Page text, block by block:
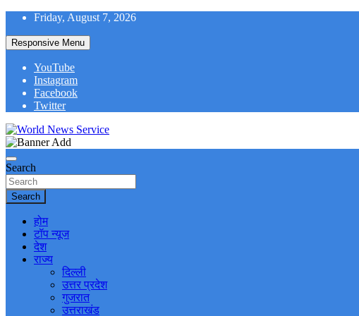
Skip
content
Friday, August 7, 2026
Responsive Menu
YouTube
Instagram
Facebook
Twitter
World News Service
Search
Search
होम
टॉप न्यूज
देश
राज्य
दिल्ली
उत्तर प्रदेश
गुजरात
उत्तराखंड